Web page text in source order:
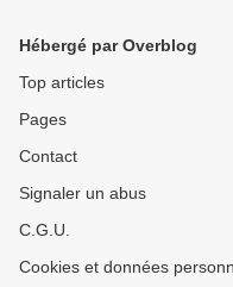
Hébergé par Overblog
Top articles
Pages
Contact
Signaler un abus
C.G.U.
Cookies et données